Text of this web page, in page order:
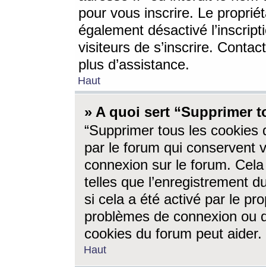
pour vous inscrire. Le
également désactivé
visiteurs de s’inscrire.
plus d’assistance.
Haut
» A quoi sert “Supprimer
“Supprimer tous les cookies
par le forum qui conservent
connexion sur le forum.
telles que l’enregistrement
si cela a été activé par le
problèmes de connexion ou
cookies du forum peut aider.
Haut